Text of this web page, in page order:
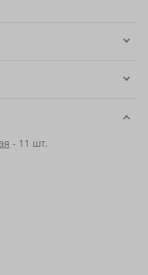
- 11 шт.